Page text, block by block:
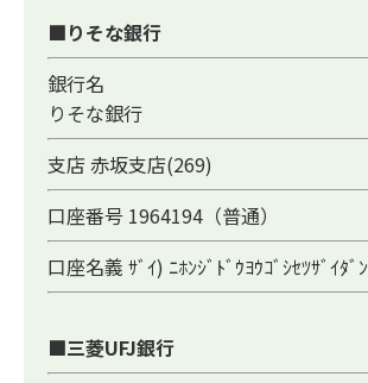
■りそな銀行
銀行名
りそな銀行
支店 赤坂支店(269)
口座番号 1964194（普通）
口座名義 ｻﾞｲ) ﾆﾎﾝｼﾞﾄﾞｳﾖｳｺﾞｼｾﾂｻﾞｲﾀﾞﾝ
■三菱UFJ銀行